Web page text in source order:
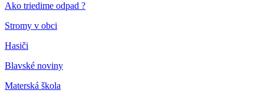
Ako triedime odpad ?
Stromy v obci
Hasiči
Blavské noviny
Materská škola